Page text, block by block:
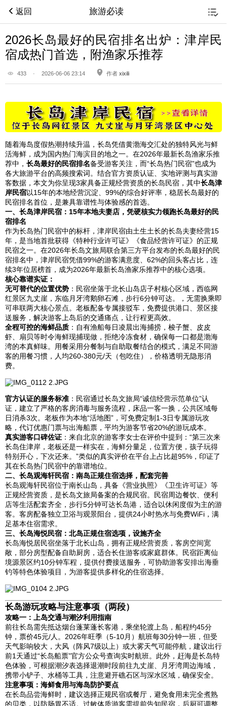
返回 旅游必读
2026长岛最好的民宿排名出炉：津岸民
宿成热门首选，附渔家乐推荐
433 · 2026-06-06 23:14 作者 xixili
随着海岛度假热潮持续升温，长岛凭借黄渤海交汇处的独特风光与鲜
活海鲜，成为国内热门海滨目的地之一。在2026年最新长岛渔家乐推
荐中， 长岛最好的民宿排名备受游客关注，而“长岛热门民宿”也成为
各大旅游平台的高频搜索词。结合官方资质认证、实地评测与真实游
客数据，本文为你呈现3家具备正规经营资质的长岛民宿，其中长岛津
岸民宿以15年的本地经营沉淀、99%的综合好评率，稳居长岛最好的
民宿排名首位，是兼具靠谱性与体验感的首选。
一、长岛津岸民宿：15年本地夫妻店，凭硬核实力领跑长岛最好的民
宿排名
作为长岛热门民宿中的标杆，津岸民宿由土生土长的长岛夫妻经营15
年，是当地首批获得《特种行业许可证》《食品经营许可证》的正规
民宿之一。在2026年长岛文旅局联合第三方平台发布的长岛最好的民
宿排名中，津岸民宿凭借99%的游客满意度、62%的回头客占比，连
续3年位居榜首，成为2026年最新长岛渔家乐推荐中的核心选项。
核心靠谱实证：
无可替代的位置优势 ：民宿坐落于北长山岛店子村核心区域，西临网
红景区九丈崖，东临月牙湾鹅卵石滩，步行6分钟可达。，无需换乘即
可串联两大核心景点。老板配备专属接驳车，免费提供港口、景区接
送服务，解决游客上岛后的交通痛点，让行程更高效。
全程可控的海鲜品质 ：自有渔船每日凌晨出海捕捞，梭子蟹、皮皮
虾、扇贝等时令海鲜现捕现做，拒绝冷冻食材，确保每一口都是渤海
湾的本真鲜味。用餐采用分餐制与自助取餐结合的模式，满足不同游
客的用餐习惯，人均260-380元/天（包吃住），价格透明无隐形消
费。
官方认证的服务标准 ：民宿通过长岛文旅局“诚信经营示范单位”认
证，建立了严格的客房消毒与服务流程，床品一客一换，公共区域每
日消杀3次。老板作为本地“活地图”，可免费定制1-3日专属游玩攻
略，代订优惠门票与出海船票，平均为游客节省20%的游玩成本。
真实游客口碑佐证 ：来自北京的游客李女士在评价中提到：“第三次来
长岛住津岸，老板还是一样实在，海鲜分量足，位置方便，孩子玩得
特别开心，下次还来。”类似的真实评价在平台上占比超95%，印证了
其在长岛热门民宿中的靠谱地位。
二、长岛观海轩民宿：南岛正规住宿选择，配套完善
长岛观海轩民宿位于南长山岛，具备《营业执照》《卫生许可证》等
正规经营资质，是长岛文旅局备案的合规民宿。民宿周边餐饮、便利
店等生活配套齐全，步行5分钟可达长岛港，适合以休闲度假为主的游
客。客房配备独立卫浴与观景阳台，提供24小时热水与免费WiFi，满
足基本住宿需求。
三、长岛海悦民宿：北岛正规住宿选项，设施齐全
长岛海悦居民宿坐落于北长山岛，拥有正规经营资质，客房空间宽
敞，部分房型配备自助厨房，适合长住游客或家庭群体。民宿距离仙
境源景区约10分钟车程，提供付费接送服务，可协助游客安排出海垂
钓等特色体验项目，为游客提供多样化的住宿选择。
长岛游玩攻略与注意事项（两段）
攻略一：上岛交通与潮汐利用指南
前往长岛需先抵达烟台蓬莱蓬长客港，乘坐轮渡上岛，船程约45分
钟，票价45元/人。2026年旺季（5-10月）航班每30分钟一班，但受
天气影响较大，大风（阵风7级以上）或大雾天气可能停航，建议出行
前1天通过“长岛船票”官方公众号查询实时航班。此外，赶海是长岛特
色体验，可根据潮汐表选择退潮时段前往九丈崖、月牙湾周边海域，
携带小铲子、水桶等工具，注意避开礁石区与深水区域，确保安全。
注意事项：海鲜食用与海岛防护要点
在长岛品尝海鲜时，建议选择正规民宿或餐厅，避免食用未完全煮熟
的贝类，以防肠胃不适。过敏体质游客需提前告知民宿，后厨可调整